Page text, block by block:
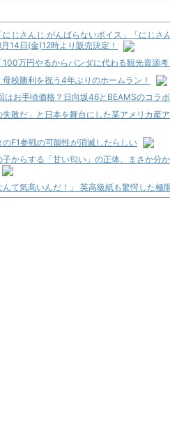
にじさんじ がんばらないボイス」「にじ
14日(金)12時より販売決定！
100万円やるからパンダに代わる観光資源考
校勝利を祝う4年ぶりのホームラン！
はお手頃価格？日向坂46とBEAMSのコラボ
失敗だ」と日本を舞台にした某アメリカ産
のF1参戦の可能性が消滅したらしい
子からする「甘い匂い」の正体、まさか
て気高いんだ！」 英高級紙も驚愕した極